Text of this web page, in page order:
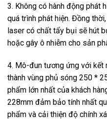
3. Không có hành động phát
quá trình phát hiện. Đồng
laser có chất tẩy bụi sẽ hút
hoặc gây ô nhiễm cho sản
4. Mô-đun tương ứng với kết
thành vùng phủ sóng 250 *
phẩm lớn nhất của khách
228mm đảm bảo tính nhất
phẩm và cải thiện độ chính